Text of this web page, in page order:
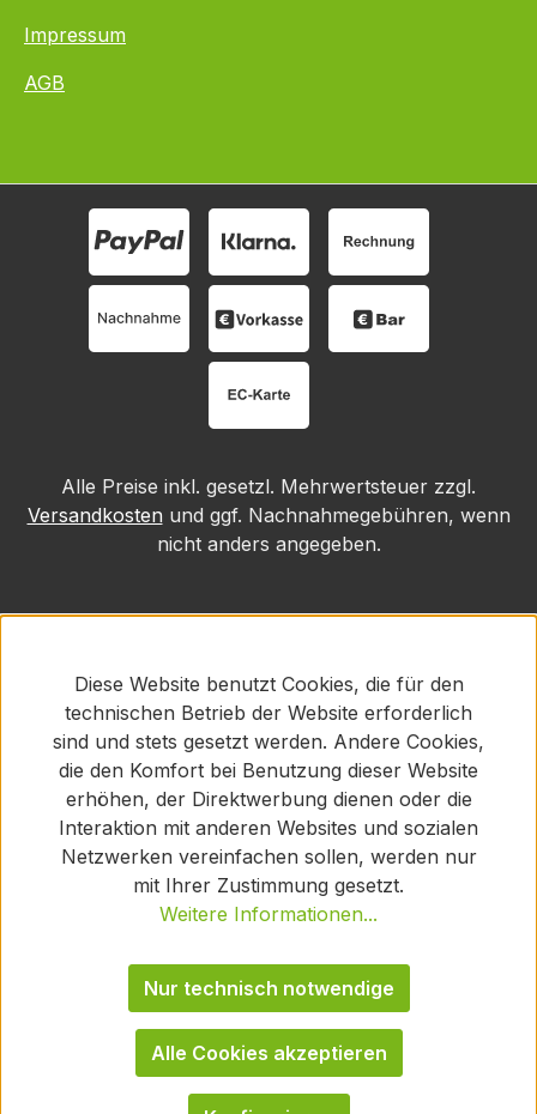
Impressum
AGB
Alle Preise inkl. gesetzl. Mehrwertsteuer zzgl.
Versandkosten und ggf. Nachnahmegebühren, wenn
nicht anders angegeben.
Diese Website benutzt Cookies, die für den
technischen Betrieb der Website erforderlich
sind und stets gesetzt werden. Andere Cookies,
die den Komfort bei Benutzung dieser Website
erhöhen, der Direktwerbung dienen oder die
Interaktion mit anderen Websites und sozialen
Netzwerken vereinfachen sollen, werden nur
mit Ihrer Zustimmung gesetzt.
Weitere Informationen...
Nur technisch notwendige
Alle Cookies akzeptieren